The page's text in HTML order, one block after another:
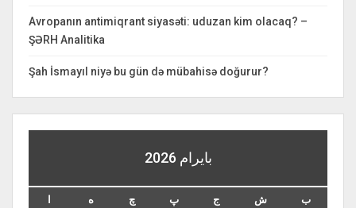
Avropanın antimiqrant siyasəti: uduzan kim olacaq? –
ŞƏRH Analitika
Şah İsmayıl niyə bu gün də mübahisə doğurur?
بايرام 2026
ه چ پ ج ش ب